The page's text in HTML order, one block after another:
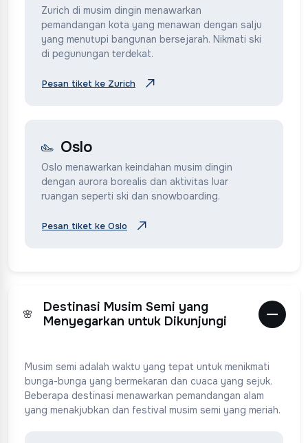
Zurich di musim dingin menawarkan
pemandangan kota yang menawan dengan salju
yang menutupi bangunan bersejarah. Nikmati ski
di pegunungan terdekat.
Pesan tiket ke Zurich
Oslo
Oslo menawarkan keindahan musim dingin
dengan aurora borealis dan aktivitas luar
ruangan seperti ski dan snowboarding.
Pesan tiket ke Oslo
🌸
Destinasi Musim Semi yang
Menyegarkan untuk Dikunjungi
Musim semi adalah waktu yang tepat untuk menikmati
bunga-bunga yang bermekaran dan cuaca yang sejuk.
Beberapa destinasi menawarkan pemandangan alam
yang menakjubkan dan festival musim semi yang meriah.